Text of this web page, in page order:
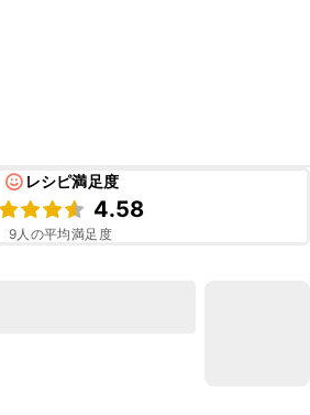
レシピ満足度
4.58
9人の平均満足度